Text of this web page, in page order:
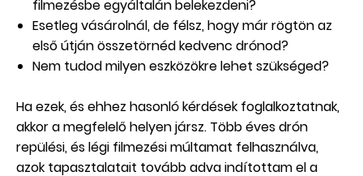
filmezésbe egyáltalán belekezdeni?
Esetleg vásárolnál, de félsz, hogy már rögtön az
első útján összetörnéd kedvenc drónod?
Nem tudod milyen eszközökre lehet szükséged?
Ha ezek, és ehhez hasonló kérdések foglalkoztatnak,
akkor a megfelelő helyen jársz. Több éves drón
repülési, és légi filmezési múltamat felhasználva,
azok tapasztalatait tovább adva indítottam el a